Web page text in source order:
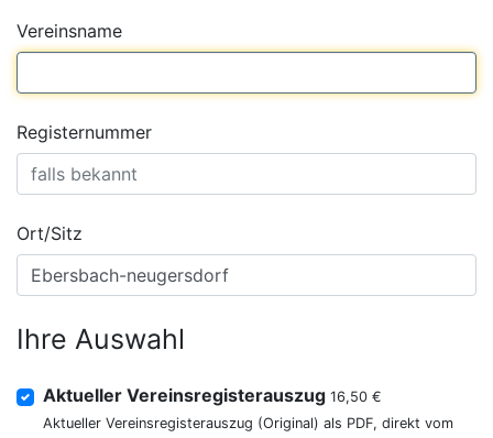
Vereinsname
Registernummer
Ort/Sitz
Ihre Auswahl
Aktueller Vereinsregisterauszug 16,50 €
Aktueller Vereinsregisterauszug (Original) als PDF, direkt vom